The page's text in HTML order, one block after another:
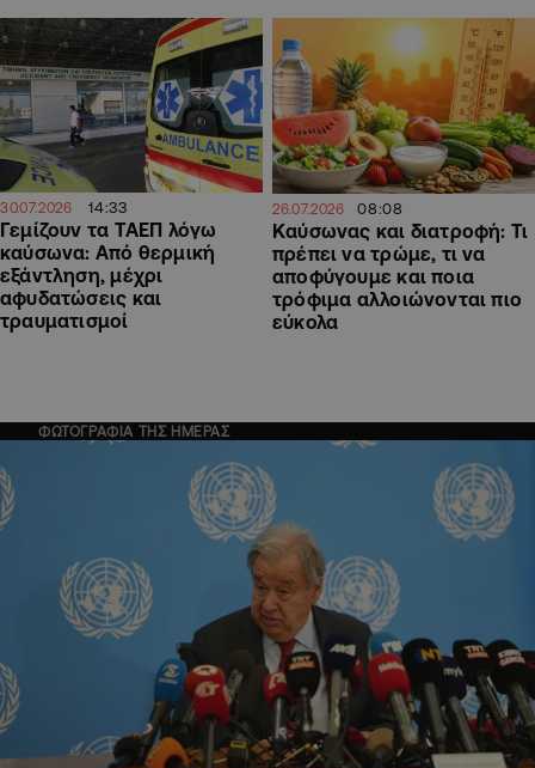
30.07.2026 14:33
Γεμίζουν τα ΤΑΕΠ λόγω
καύσωνα: Από θερμική
εξάντληση, μέχρι
αφυδατώσεις και
τραυματισμοί
26.07.2026 08:08
Καύσωνας και διατροφή: Τι
πρέπει να τρώμε, τι να
αποφύγουμε και ποια
τρόφιμα αλλοιώνονται πιο
εύκολα
ΦΩΤΟΓΡΑΦΙΑ ΤΗΣ ΗΜΕΡΑΣ